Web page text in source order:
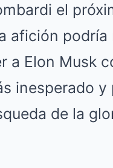
el
afición podría
a Elon Musk
inesperado y
de la